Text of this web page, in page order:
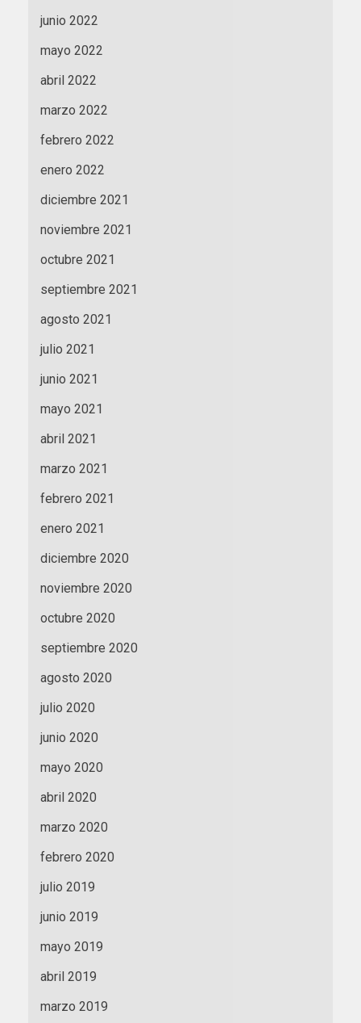
junio 2022
mayo 2022
abril 2022
marzo 2022
febrero 2022
enero 2022
diciembre 2021
noviembre 2021
octubre 2021
septiembre 2021
agosto 2021
julio 2021
junio 2021
mayo 2021
abril 2021
marzo 2021
febrero 2021
enero 2021
diciembre 2020
noviembre 2020
octubre 2020
septiembre 2020
agosto 2020
julio 2020
junio 2020
mayo 2020
abril 2020
marzo 2020
febrero 2020
julio 2019
junio 2019
mayo 2019
abril 2019
marzo 2019